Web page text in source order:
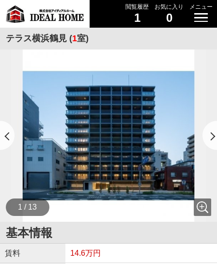
閲覧履歴
1
お気に入り
0
メニュー
テラス横浜鶴見 (1室)
1 / 13
基本情報
賃料 14.6万円